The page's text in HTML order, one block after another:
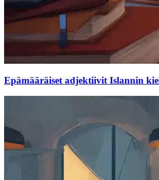
Epämääräiset adjektiivit Islannin